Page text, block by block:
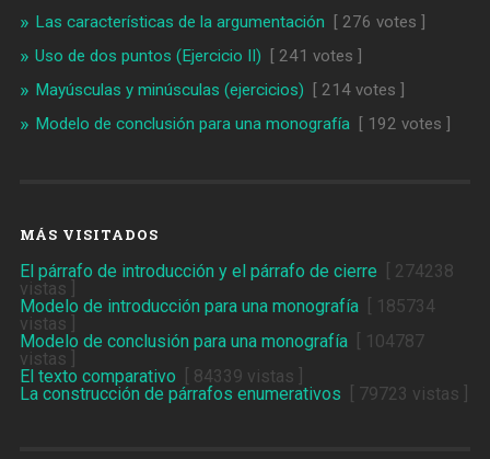
Las características de la argumentación [ 276 votes ]
Uso de dos puntos (Ejercicio II) [ 241 votes ]
Mayúsculas y minúsculas (ejercicios) [ 214 votes ]
Modelo de conclusión para una monografía[ 192 votes ]
MÁS VISITADOS
El párrafo de introducción y el párrafo de cierre [ 274238
vistas ]
Modelo de introducción para una monografía[ 185734
vistas ]
Modelo de conclusión para una monografía[ 104787
vistas ]
El texto comparativo [ 84339 vistas ]
La construcción de párrafos enumerativos [ 79723 vistas ]